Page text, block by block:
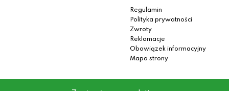
Regulamin
Polityka prywatności
Zwroty
Reklamacje
Obowiązek informacyjny
Mapa strony